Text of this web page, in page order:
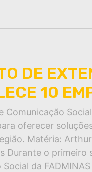
DE
10
Comunicação
oferecer
Matéria:
Durante o
Social da